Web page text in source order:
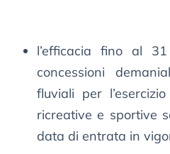
l’efficacia fino al
concessioni
fluviali per
ricreative e sportive
data di entrata in